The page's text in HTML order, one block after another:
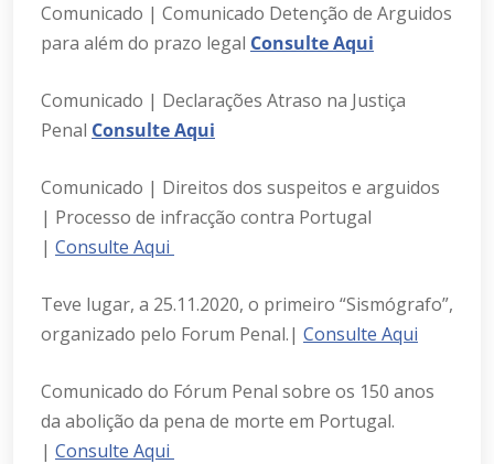
Comunicado | Comunicado Detenção de Arguidos
para além do prazo legal Consulte Aqui
Comunicado | Declarações Atraso na Justiça
Penal Consulte Aqui
Comunicado | Direitos dos suspeitos e arguidos
| Processo de infracção contra Portugal
| Consulte Aqui
Teve lugar, a 25.11.2020, o primeiro “Sismógrafo”,
organizado pelo Forum Penal.| Consulte Aqui
Comunicado do Fórum Penal sobre os 150 anos
da abolição da pena de morte em Portugal.
| Consulte Aqui